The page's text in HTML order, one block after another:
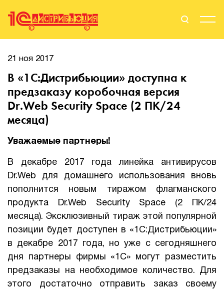
Поиск
Стать Партнером
Партнерам
Сервисы для партнеров
1Cофт
21 ноя 2017
В «1С:Дистрибьюции» доступна к
предзаказу коробочная версия
Dr.Web Security Space (2 ПК/24
месяца)
Уважаемые партнеры!
В декабре 2017 года линейка антивирусов
Dr.Web для домашнего использования вновь
пополнится новым тиражом флагманского
продукта Dr.Web Security Space (2 ПК/24
месяца). Эксклюзивный тираж этой популярной
позиции будет доступен в «1С:Дистрибьюции»
в декабре 2017 года, но уже с сегодняшнего
дня партнеры фирмы «1С» могут разместить
предзаказы на необходимое количество. Для
этого достаточно отправить заказ своему